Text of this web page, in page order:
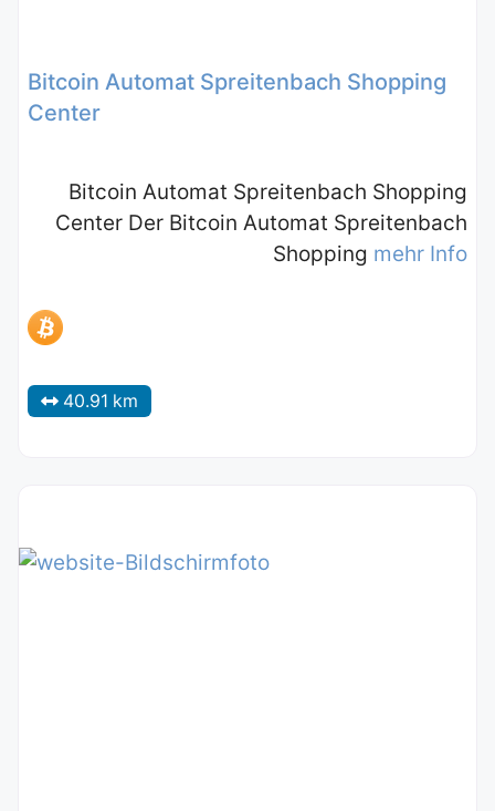
Bitcoin Automat Spreitenbach Shopping
Center
Bitcoin Automat Spreitenbach Shopping
Center Der Bitcoin Automat Spreitenbach
Shopping mehr Info
40.91 km